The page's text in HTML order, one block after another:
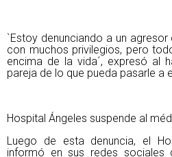
`Estoy denunciando a un
con muchos privilegios, pero
encima de la vida´, expresó al
pareja de lo que pueda pasarle a
Hospital Ángeles suspende al
Luego de esta denuncia, el
informó en sus redes sociales